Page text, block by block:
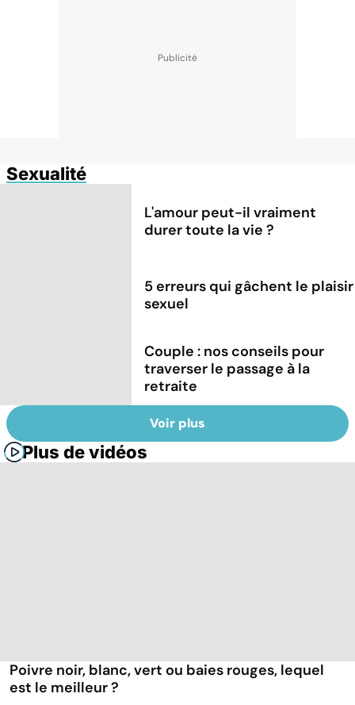
Sexualité
L'amour peut-il vraiment
durer toute la vie ?
5 erreurs qui gâchent le plaisir
sexuel
Couple : nos conseils pour
traverser le passage à la
retraite
Voir plus
Plus de vidéos
Poivre noir, blanc, vert ou baies rouges, lequel
est le meilleur ?